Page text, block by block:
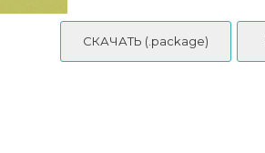
СКАЧАТЬ (.package)